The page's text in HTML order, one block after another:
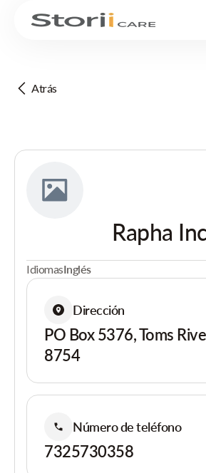
Atrás
Rapha
IdiomasInglés
Dirección
PO Box 5376, Toms
8754
Número de teléfono
7325730358